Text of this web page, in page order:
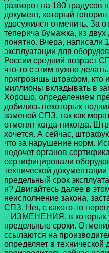
разворот на 180 градусов
документ, который
удосужился отменить. За
теперича бумажка, из
понятно. Вчера, написали
эксплуатации для
России средний возраст
что-то с этим нужно
пригрозишь штрафом, кто
миллионы вкладывать в
Хорошо, определением
добились некоторых
заменой СПЗ, так как
отменят когда-никогда.
хочется. А сейчас,
что за нарушение норм.
недочет органов
сертифицировали
технической
предельный срок
и? Двигайтесь далее в
неисполнение закона,
СПЗ. Нет, с какого-то
– ИЗМЕНЕНИЯ, в которых
предельные сроки.
ссылаются на
определяет в